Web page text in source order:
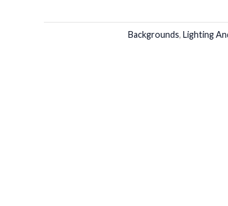
Backgrounds, Lighting